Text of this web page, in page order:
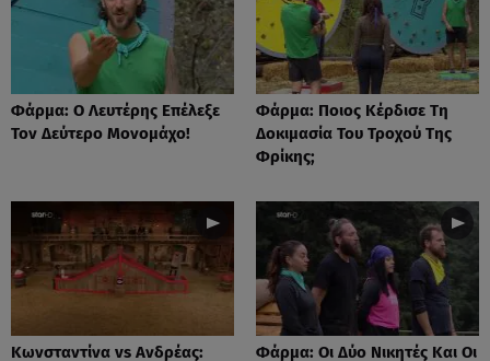
Φάρμα: Ο Λευτέρης Επέλεξε
Τον Δεύτερο Μονομάχο!
Φάρμα: Ποιος Κέρδισε Τη
Δοκιμασία Του Τροχού Της
Φρίκης;
Κωνσταντίνα vs Ανδρέας: Φάρμα: Οι Δύο Νικητές Και Οι